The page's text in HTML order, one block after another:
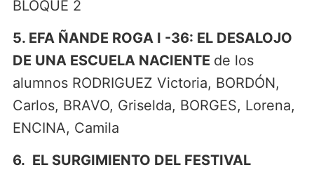
BLOQUE 2
5. EFA ÑANDE ROGA I -36: EL DESALOJO
DE UNA ESCUELA NACIENTE de los
alumnos RODRIGUEZ Victoria, BORDÓN,
Carlos, BRAVO, Griselda, BORGES, Lorena,
ENCINA, Camila
6. EL SURGIMIENTO DEL FESTIVAL